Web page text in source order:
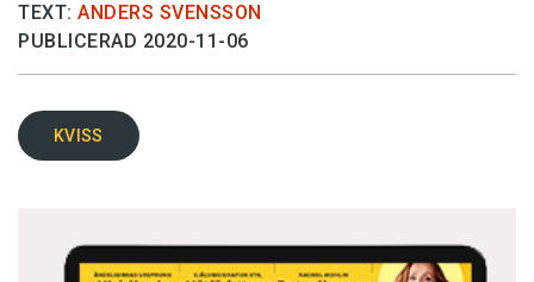
TEXT: ANDERS SVENSSON
PUBLICERAD 2020-11-06
KVISS